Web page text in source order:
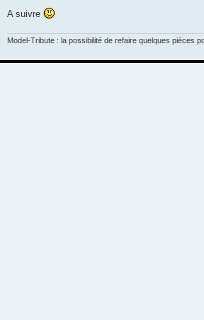
A suivre
Model-Tribute : la possibilité de refaire quelques pièces